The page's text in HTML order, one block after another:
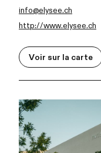
info@elysee.ch
http://www.elysee.ch
Voir sur la carte